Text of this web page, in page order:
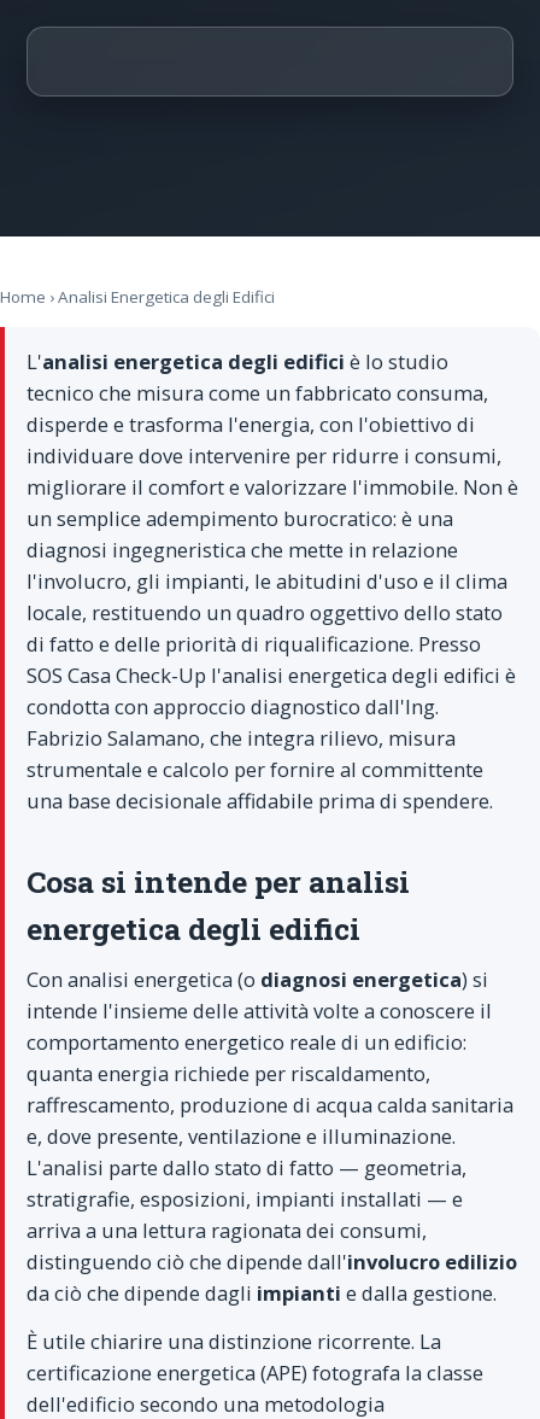
Home › Analisi Energetica degli Edifici
L'analisi energetica degli edifici è lo studio
tecnico che misura come un fabbricato consuma,
disperde e trasforma l'energia, con l'obiettivo di
individuare dove intervenire per ridurre i consumi,
migliorare il comfort e valorizzare l'immobile. Non è
un semplice adempimento burocratico: è una
diagnosi ingegneristica che mette in relazione
l'involucro, gli impianti, le abitudini d'uso e il clima
locale, restituendo un quadro oggettivo dello stato
di fatto e delle priorità di riqualificazione. Presso
SOS Casa Check-Up l'analisi energetica degli edifici è
condotta con approccio diagnostico dall'Ing.
Fabrizio Salamano, che integra rilievo, misura
strumentale e calcolo per fornire al committente
una base decisionale affidabile prima di spendere.
Cosa si intende per analisi
energetica degli edifici
Con analisi energetica (o diagnosi energetica) si
intende l'insieme delle attività volte a conoscere il
comportamento energetico reale di un edificio:
quanta energia richiede per riscaldamento,
raffrescamento, produzione di acqua calda sanitaria
e, dove presente, ventilazione e illuminazione.
L'analisi parte dallo stato di fatto — geometria,
stratigrafie, esposizioni, impianti installati — e
arriva a una lettura ragionata dei consumi,
distinguendo ciò che dipende dall'involucro edilizio
da ciò che dipende dagli impianti e dalla gestione.
È utile chiarire una distinzione ricorrente. La
certificazione energetica (APE) fotografa la classe
dell'edificio secondo una metodologia